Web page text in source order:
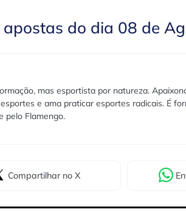
do dia 08 de
mas esportista por natureza.
e ama praticar esportes radicais. É
pelo Flamengo.
Compartilhar no X